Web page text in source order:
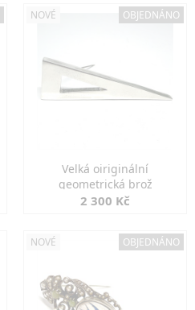
NOVÉ OBJEDNÁNO
Velká oiriginální
geometrická brož
2 300 Kč
NOVÉ OBJEDNÁNO